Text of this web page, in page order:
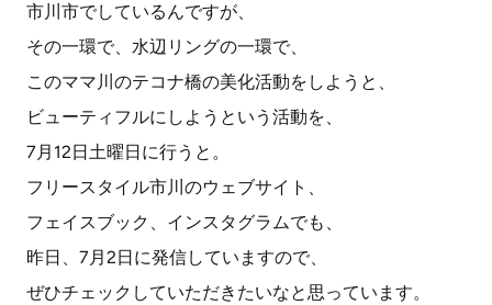
市川市でしているんですが、
その一環で、水辺リングの一環で、
このママ川のテコナ橋の美化活動をしようと、
ビューティフルにしようという活動を、
7月12日土曜日に行うと。
フリースタイル市川のウェブサイト、
フェイスブック、インスタグラムでも、
昨日、7月2日に発信していますので、
ぜひチェックしていただきたいなと思っています。